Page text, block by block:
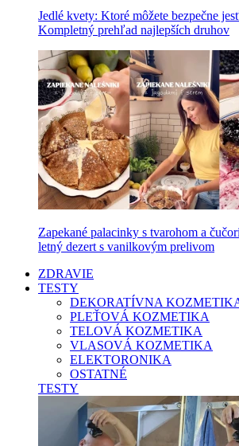
Jedlé kvety: Ktoré môžete bezpečne
Kompletný prehľad najlepších druhov
Zapekané palacinky s tvarohom a
letný dezert s vanilkovým prelivom
ZDRAVIE
TESTY
DEKORATÍVNA
PLEŤOVÁ KOZMETIKA
TELOVÁ KOZMETIKA
VLASOVÁ KOZMETIKA
ELEKTORONIKA
OSTATNÉ
TESTY